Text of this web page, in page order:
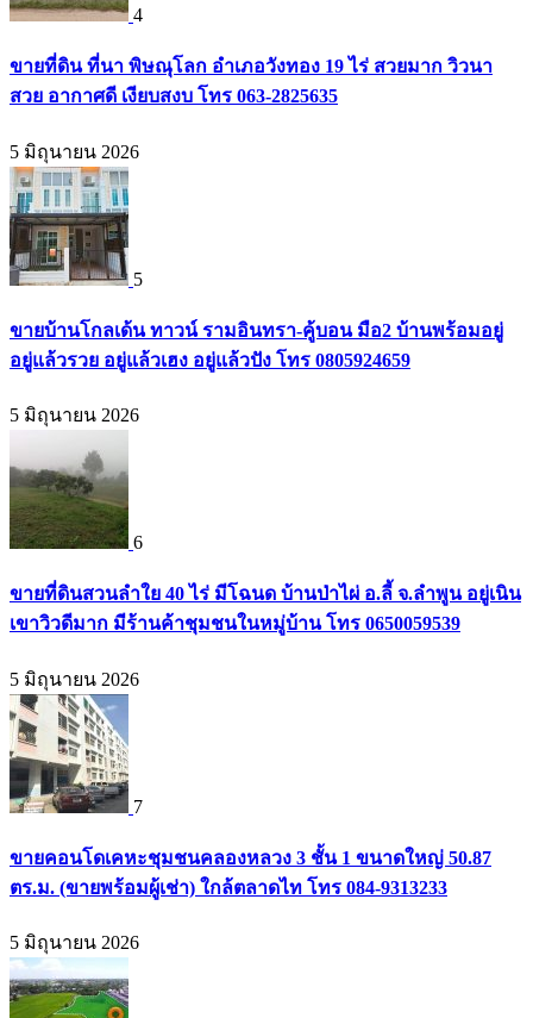
4
ขายที่ดิน ที่นา พิษณุโลก อำเภอวังทอง 19 ไร่ สวยมาก วิวนา
สวย อากาศดี เงียบสงบ โทร 063-2825635
5 มิถุนายน 2026
5
ขายบ้านโกลเด้น ทาวน์ รามอินทรา-คู้บอน มือ2 บ้านพร้อมอยู่
อยู่แล้วรวย อยู่แล้วเฮง อยู่แล้วปัง โทร 0805924659
5 มิถุนายน 2026
6
ขายที่ดินสวนลำใย 40 ไร่ มีโฉนด บ้านป่าไผ่ อ.ลี้ จ.ลำพูน อยู่เนิน
เขาวิวดีมาก มีร้านค้าชุมชนในหมู่บ้าน โทร 0650059539
5 มิถุนายน 2026
7
ขายคอนโดเคหะชุมชนคลองหลวง 3 ชั้น 1 ขนาดใหญ่ 50.87
ตร.ม. (ขายพร้อมผู้เช่า) ใกล้ตลาดไท โทร 084-9313233
5 มิถุนายน 2026